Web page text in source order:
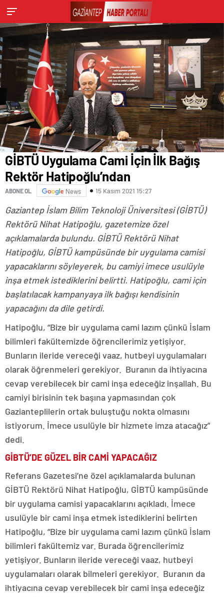
GİBTÜ Uygulama Cami İçin İlk Bağış
Rektör Hatipoğlu’ndan
ABONE OL News 15 Kasım 2021 15:27
Gaziantep İslam Bilim Teknoloji Üniversitesi (GİBTÜ)
Rektörü Nihat Hatipoğlu, gazetemize özel
açıklamalarda bulundu. GİBTÜ Rektörü Nihat
Hatipoğlu, GİBTÜ kampüsünde bir uygulama camisi
yapacaklarını söyleyerek, bu camiyi imece usulüyle
inşa etmek istediklerini belirtti. Hatipoğlu, cami için
başlatılacak kampanyaya ilk bağışı kendisinin
yapacağını da dile getirdi.
Hatipoğlu, “Bize bir uygulama cami lazım çünkü İslam
bilimleri fakültemizde öğrencilerimiz yetişiyor.
Bunların ileride vereceği vaaz, hutbeyi uygulamaları
olarak öğrenmeleri gerekiyor. Buranın da ihtiyacına
cevap verebilecek bir cami inşa edeceğiz inşallah. Bu
camiyi birisinin tek başına yapmasından çok
Gazianteplilerin ortak buluştuğu nokta olmasını
istiyorum. İmece usulüyle bir hizmete imza atacağız”
dedi.
GİBTÜ’DE GÜZEL BİR CAMİ YAPACAĞIZ
Referans Gazetesi’ne özel açıklamalarda bulunan
GİBTÜ Rektörü Nihat Hatipoğlu, GİBTÜ kampüsünde
bir uygulama camisi yapacaklarını açıkladı. İmece
usulüyle bir cami inşa etmek istediklerini belirten
Hatipoğlu, “Bize bir uygulama cami lazım çünkü İslam
bilimleri fakültemiz var. Burada öğrencilerimiz
yetişiyor. Bunların ileride vereceği vaaz, hutbeyi
uygulamaları olarak bilmeleri gerekiyor. Buranın da
ihtiyacına cevap verebilecek bir cami inşa edeceğiz